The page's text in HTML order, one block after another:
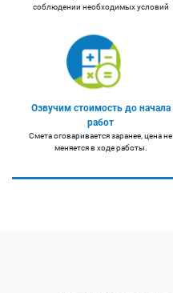
соблюдении необходимых условий
Озвучим стоимость до начала
работ
Смета оговаривается заранее, цена не
меняется в ходе работы.